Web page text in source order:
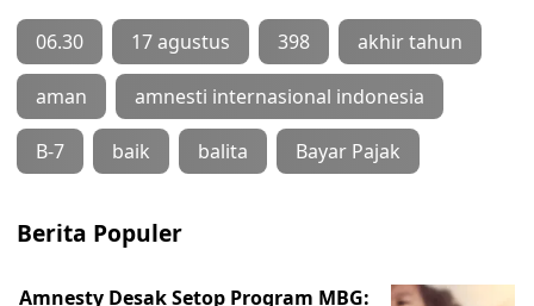
06.30 17 agustus 398 akhir tahun
aman amnesti internasional indonesia
B-7 baik balita Bayar Pajak
Berita Populer
Amnesty Desak Setop Program MBG: